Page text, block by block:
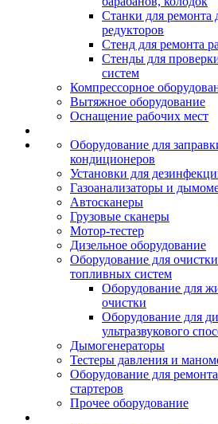
Станки для ремонта
редукторов
Стенд для ремонта
Стенды для
систем
Компрессорное
Вытяжное оборудование
Оснащение рабочих мест
Оборудование для
кондиционеров
Установки для
Газоанализаторы и
Автосканеры
Грузовые сканеры
Мотор-тестер
Дизельное оборудование
Оборудование для
топливных систем
Оборудование для
очистки
Оборудование для
ультразвукового
Дымогенераторы
Тестеры давления и
Оборудование для
стартеров
Прочее оборудование